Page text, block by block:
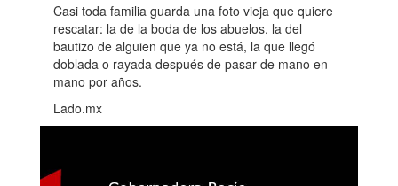
Casi toda familia guarda una foto vieja que quiere
rescatar: la de la boda de los abuelos, la del
bautizo de alguien que ya no está, la que llegó
doblada o rayada después de pasar de mano en
mano por años.
Lado.mx